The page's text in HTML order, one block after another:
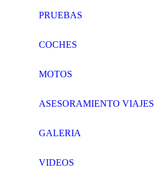
PRUEBAS
COCHES
MOTOS
ASESORAMIENTO VIAJES
GALERIA
VIDEOS